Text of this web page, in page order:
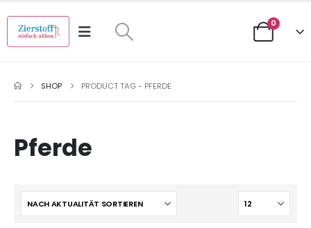
0
SHOP PRODUCT TAG - PFERDE
Pferde